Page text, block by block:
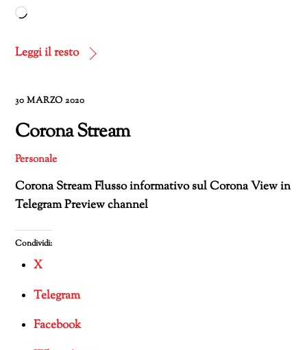
Caricamento
corso…
Leggi il resto
30 MARZO 2020
Corona Stream
Personale
Corona Stream Flusso informativo sul Corona View in
Telegram Preview channel
Condividi:
X
Telegram
Facebook